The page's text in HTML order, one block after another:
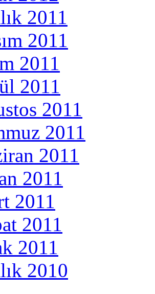
2011
2011
2011
2011
2011
2011
2011
2011
2011
2011
2011
2010